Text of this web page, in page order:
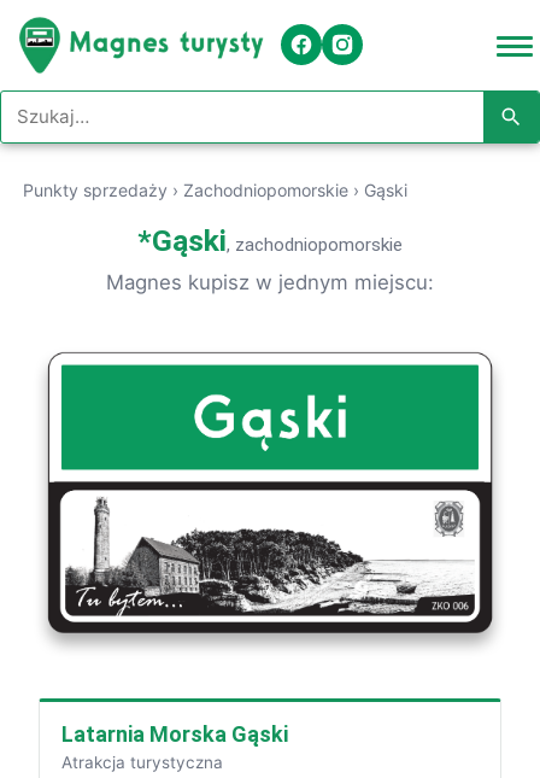
Szukaj w serwisie
Punkty sprzedaży › Zachodniopomorskie › Gąski
*Gąski, zachodniopomorskie
Magnes kupisz w jednym miejscu:
Latarnia Morska Gąski
Atrakcja turystyczna